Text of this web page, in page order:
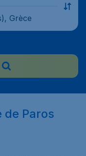
Grèce
de Paros